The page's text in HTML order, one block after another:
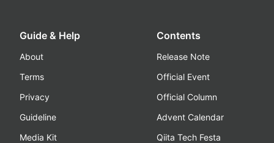
Guide & Help
About
Terms
Privacy
Guideline
Media Kit
Contents
Release Note
Official Event
Official Column
Advent Calendar
Qiita Tech Festa